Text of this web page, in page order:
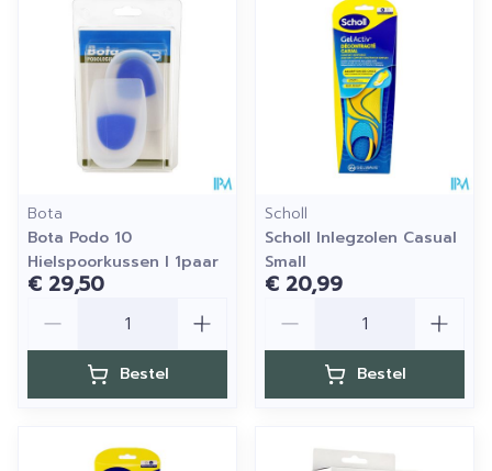
Bota
Bota Podo 10
Hielspoorkussen l 1paar
€ 29,50
Bestel
Scholl
Scholl Inlegzolen Casual
Small
€ 20,99
Bestel